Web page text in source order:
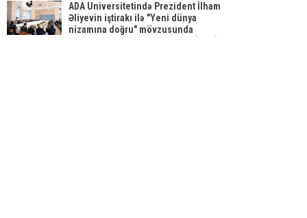
ADA Universitetində Prezident İlham
Əliyevin iştirakı ilə "Yeni dünya
nizamına doğru" mövzusunda